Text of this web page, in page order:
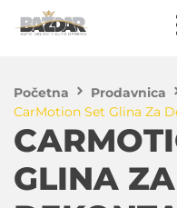
Početna Prodavnica
CarMotion Set Glina Za
GLINA ZA